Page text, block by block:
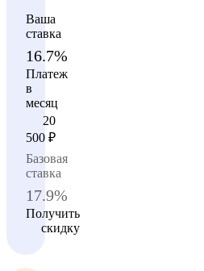
Ваша
ставка
16.7%
Платеж
в
месяц
20
500 ₽
Базовая
ставка
17.9%
Получить
скидку